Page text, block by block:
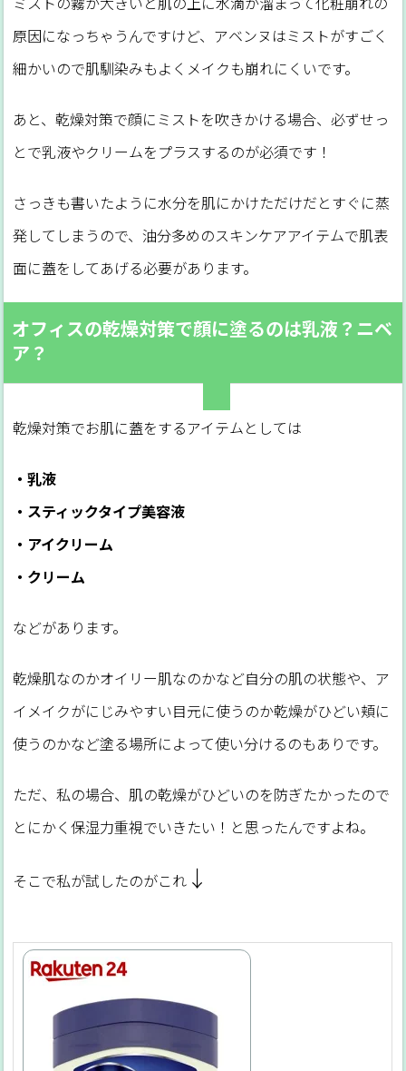
原因になっちゃうんですけど、アベンヌはミストがすごく
細かいので肌馴染みもよくメイクも崩れにくいです。
あと、乾燥対策で顔にミストを吹きかける場合、必ずせっ
とで乳液やクリームをプラスするのが必須です！
さっきも書いたように水分を肌にかけただけだとすぐに蒸
発してしまうので、油分多めのスキンケアアイテムで肌表
面に蓋をしてあげる必要があります。
オフィスの乾燥対策で顔に塗るのは乳液？ニベ
ア？
乾燥対策でお肌に蓋をするアイテムとしては
・乳液
・スティックタイプ美容液
・アイクリーム
・クリーム
などがあります。
乾燥肌なのかオイリー肌なのかなど自分の肌の状態や、ア
イメイクがにじみやすい目元に使うのか乾燥がひどい頬に
使うのかなど塗る場所によって使い分けるのもありです。
ただ、私の場合、肌の乾燥がひどいのを防ぎたかったので
とにかく保湿力重視でいきたい！と思ったんですよね。
そこで私が試したのがこれ ↓